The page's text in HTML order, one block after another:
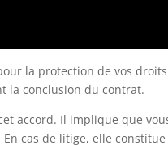
la protection de vos
la conclusion du contrat.
accord. Il implique que
cas de litige, elle